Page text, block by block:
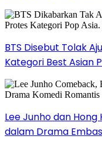
BTS Disebut Tolak
Kategori Best Asian
Lee Junho dan Hong
dalam Drama